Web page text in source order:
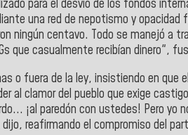
para el desvío de los fondos
una red de nepotismo y
ningún centavo. Todo se manejó a
que casualmente recibían dinero",
o fuera de la ley, insistiendo en
al clamor del pueblo que exige
¡al paredón con ustedes! Pero
reafirmando el compromiso del